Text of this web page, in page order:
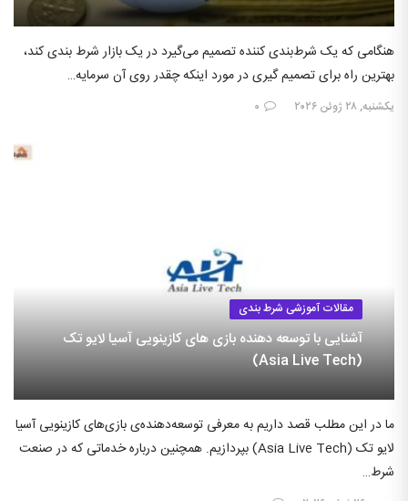
هنگامی که یک شرط‌بندی کننده تصمیم می‌گیرد در یک بازار شرط بندی کند،
بهترین راه برای تصمیم گیری در مورد اینکه چقدر روی آن سرمایه…
یکشنبه, ۲۸ ژوئن ۲۰۲۶ ۰
مقالات آموزشی شرط بندی
آشنایی با توسعه دهنده بازی های کازینویی آسیا لایو تک
(Asia Live Tech)
ما در این مطلب قصد داریم به معرفی توسعه‌دهنده‌ی بازی‌های کازینویی آسیا
لایو تک (Asia Live Tech) بپردازیم. همچنین درباره خدماتی که در صنعت
شرط…